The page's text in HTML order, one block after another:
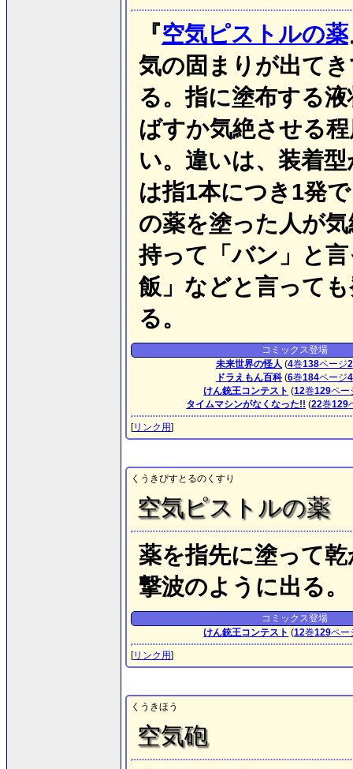
『空気ピストルの薬
気の固まりが出て
る。指に塗布する
ばすか気絶させる
い。違いは、装着
は指1本につき1発
の薬を塗った人が
持って「バン」と
飯」などと言って
る。
コミックス登場
未来世界の怪人 (4巻138ページ2
ドラえもん百科(6巻184ページ4
けん銃王コンテスト (12巻129ペー
タイムマシンがなくなった!! (22巻129
[リンク用]
くうきぴすとるのくすり
空気ピストルの薬
薬を指先に塗って
撃波のように出る。
コミックス登場
けん銃王コンテスト (12巻129ペー
[リンク用]
くうきほう
空気砲